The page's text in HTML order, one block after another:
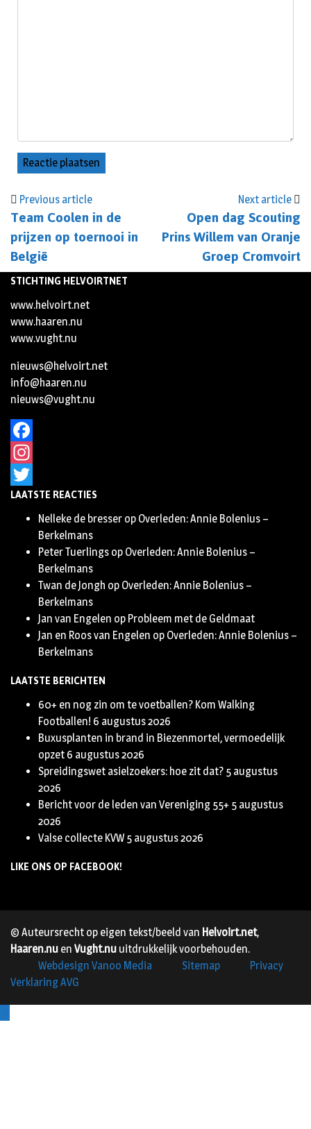
Previous article
Team Coolen in de
prijzen op toernooi in
België
Next article
Open dag Scouting
Prins Willem van Oranje
Groep Cromvoirt
STICHTING HELVOIRTNET
www.helvoirt.net
www.haaren.nu
www.vught.nu
nieuws@helvoirt.net
info@haaren.nu
nieuws@vught.nu
Facebook
Instagram
Twitter
LAATSTE REACTIES
Nelleke de bresser op Overleden: Annie Bolenius –
Berkelmans
Peter Tuerlings op Overleden: Annie Bolenius –
Berkelmans
Twan de Jongh op Overleden: Annie Bolenius –
Berkelmans
Jan van Engelen op Probleem met de Geldmaat
Jan en Roos van Engelen op Overleden: Annie Bolenius –
Berkelmans
LAATSTE BERICHTEN
60+ en nog zin om te voetballen? Kom Walking
Footballen! 6 augustus 2026
Buxusplanten in brand in Biezenmortel, vermoedelijk
opzet 6 augustus 2026
Spreidingswet asielzoekers: hoe zit dat? 5 augustus
2026
Bericht voor de leden van Vereniging 55+ 5 augustus
2026
Valse collecte KVW 5 augustus 2026
LIKE ONS OP FACEBOOK!
© Auteursrecht op eigen tekst/beeld van Helvoirt.net,
Haaren.nu en Vught.nu uitdrukkelijk voorbehouden.
Webdesign Vanoo Media
Sitemap
Privacy
Verklaring AVG